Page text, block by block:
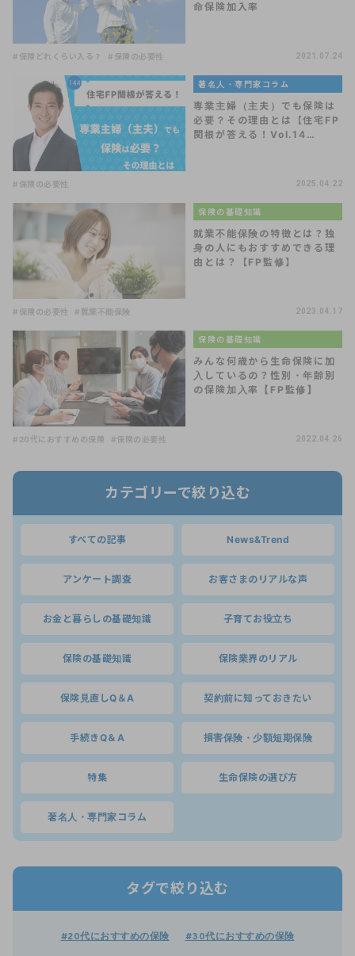
命保険加入率
#保険どれくらい入る？ #保険の必要性 2021.07.24
著名人・専門家コラム
専業主婦（主夫）でも保険は
必要？その理由とは【住宅FP
関根が答える！Vol.14…
#保険の必要性 2025.04.22
保険の基礎知識
就業不能保険の特徴とは？独
身の人にもおすすめできる理
由とは？【FP監修】
#保険の必要性 #就業不能保険 2023.04.17
保険の基礎知識
みんな何歳から生命保険に加
入しているの？性別・年齢別
の保険加入率【FP監修】
#20代におすすめの保険 #保険の必要性 2022.04.26
カテゴリーで絞り込む
すべての記事 News&Trend
アンケート調査 お客さまのリアルな声
お金と暮らしの基礎知識 子育てお役立ち
保険の基礎知識 保険業界のリアル
保険見直しQ＆A 契約前に知っておきたい
手続きQ＆A 損害保険・少額短期保険
特集 生命保険の選び方
著名人・専門家コラム
タグで絞り込む
#20代におすすめの保険 #30代におすすめの保険